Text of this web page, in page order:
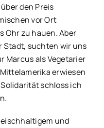
den Preis
vor Ort
Ohr zu hauen. Aber
Stadt, suchten wir uns
Marcus als Vegetarier
erwiesen
schloss ich
und